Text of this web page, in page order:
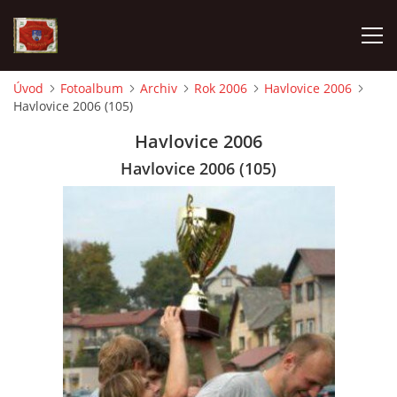
AKTUALITY
KROUŽEK MLADÝCH HASIČŮ
OHLÁŠENÍ PÁLENÍ
KONTAKT
Úvod Fotoalbum Archiv Rok 2006
Havlovice 2006
Havlovice 2006 (105)
Havlovice 2006
Havlovice 2006 (105)